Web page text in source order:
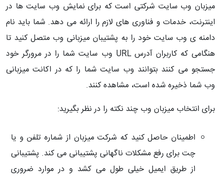
میزبان وب سایت شرکتی است که برای نمایش وب سایت ها در
اینترنت، خدمات و فناوری های لازم را ارائه می دهد. شما باید نام
دامنه ی وب سایت خود را به پشتیبان میزبانی وب متصل کنید تا
هنگامی که کاربران آدرس URL وب سایت شما را در مرورگر خود
جستجو می کنند بتوانند وب سایت شما را که در اکانت میزبانی
وب شما ذخیره شده است، مشاهده کنند.
برای انتخاب میزبان وب چند نکته را در نظر بگیرید:
اطمینان حاصل کنید که شرکت میزبان از شماره تلفن و یا
چت برای رفع مشکلات ناگهانی پشتیبانی می کند. پشتیبانی
از طریق ایمیل خیلی طول می کشد و در موارد ضروری